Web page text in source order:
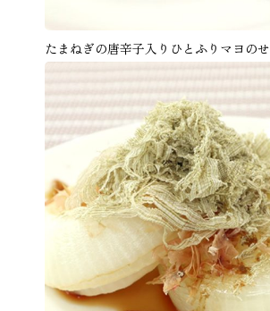
たまねぎの唐辛子入りひとふりマヨのせ